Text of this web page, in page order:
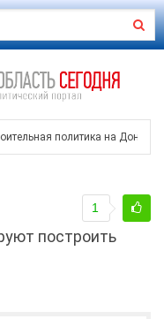
политика на Дону
Таганрога открылась
в ночном
вражеской атаки в
построить
1